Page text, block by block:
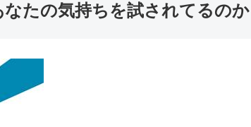
たの気持ちを試されてるの